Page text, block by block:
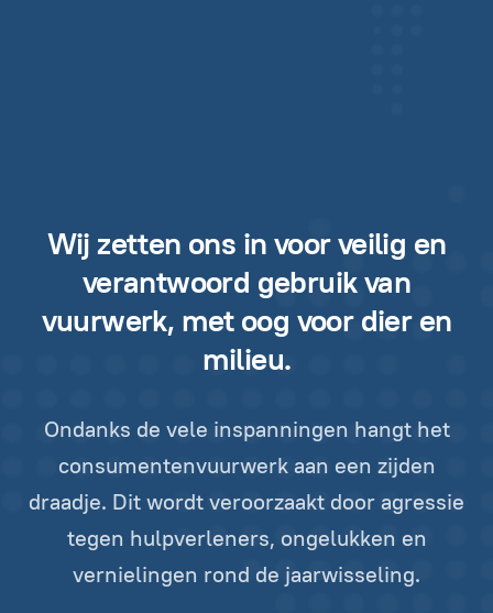
Wij zetten ons in voor veilig en
verantwoord gebruik van
vuurwerk, met oog voor dier en
milieu.
Ondanks de vele inspanningen hangt het
consumentenvuurwerk aan een zijden
draadje. Dit wordt veroorzaakt door agressie
tegen hulpverleners, ongelukken en
vernielingen rond de jaarwisseling.